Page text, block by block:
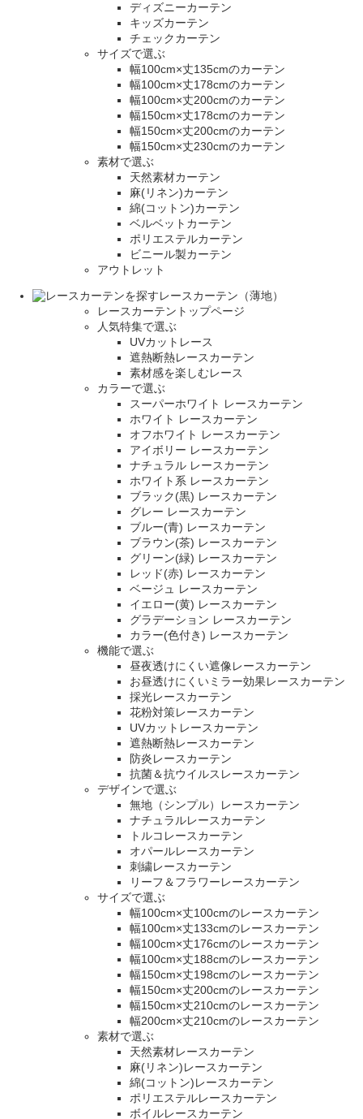
ディズニーカーテン
キッズカーテン
チェックカーテン
サイズで選ぶ
幅100cm×丈135cmのカーテン
幅100cm×丈178cmのカーテン
幅100cm×丈200cmのカーテン
幅150cm×丈178cmのカーテン
幅150cm×丈200cmのカーテン
幅150cm×丈230cmのカーテン
素材で選ぶ
天然素材カーテン
麻(リネン)カーテン
綿(コットン)カーテン
ベルベットカーテン
ポリエステルカーテン
ビニール製カーテン
アウトレット
レースカーテン（薄地）
レースカーテントップページ
人気特集で選ぶ
UVカットレース
遮熱断熱レースカーテン
素材感を楽しむレース
カラーで選ぶ
スーパーホワイト レースカーテン
ホワイト レースカーテン
オフホワイト レースカーテン
アイボリー レースカーテン
ナチュラル レースカーテン
ホワイト系 レースカーテン
ブラック(黒) レースカーテン
グレー レースカーテン
ブルー(青) レースカーテン
ブラウン(茶) レースカーテン
グリーン(緑) レースカーテン
レッド(赤) レースカーテン
ベージュ レースカーテン
イエロー(黄) レースカーテン
グラデーション レースカーテン
カラー(色付き) レースカーテン
機能で選ぶ
昼夜透けにくい遮像レースカーテン
お昼透けにくいミラー効果レースカーテン
採光レースカーテン
花粉対策レースカーテン
UVカットレースカーテン
遮熱断熱レースカーテン
防炎レースカーテン
抗菌＆抗ウイルスレースカーテン
デザインで選ぶ
無地（シンプル）レースカーテン
ナチュラルレースカーテン
トルコレースカーテン
オパールレースカーテン
刺繍レースカーテン
リーフ＆フラワーレースカーテン
サイズで選ぶ
幅100cm×丈100cmのレースカーテン
幅100cm×丈133cmのレースカーテン
幅100cm×丈176cmのレースカーテン
幅100cm×丈188cmのレースカーテン
幅150cm×丈198cmのレースカーテン
幅150cm×丈200cmのレースカーテン
幅150cm×丈210cmのレースカーテン
幅200cm×丈210cmのレースカーテン
素材で選ぶ
天然素材レースカーテン
麻(リネン)レースカーテン
綿(コットン)レースカーテン
ポリエステルレースカーテン
ボイルレースカーテン